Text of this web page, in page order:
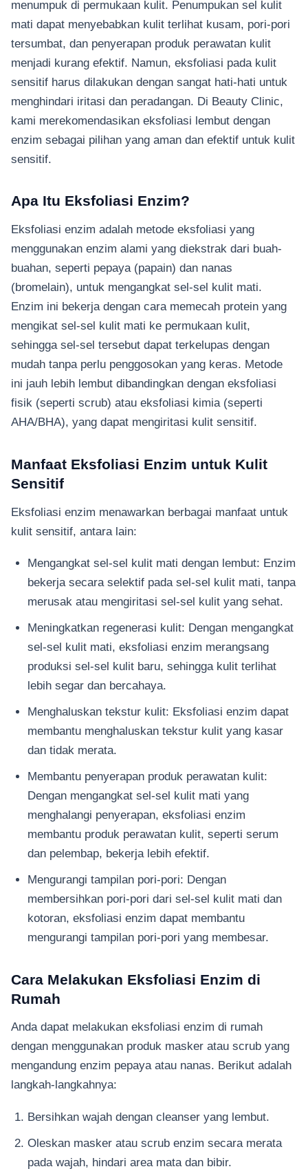
menumpuk di permukaan kulit. Penumpukan sel kulit
mati dapat menyebabkan kulit terlihat kusam, pori-pori
tersumbat, dan penyerapan produk perawatan kulit
menjadi kurang efektif. Namun, eksfoliasi pada kulit
sensitif harus dilakukan dengan sangat hati-hati untuk
menghindari iritasi dan peradangan. Di Beauty Clinic,
kami merekomendasikan eksfoliasi lembut dengan
enzim sebagai pilihan yang aman dan efektif untuk kulit
sensitif.
Apa Itu Eksfoliasi Enzim?
Eksfoliasi enzim adalah metode eksfoliasi yang
menggunakan enzim alami yang diekstrak dari buah-
buahan, seperti pepaya (papain) dan nanas
(bromelain), untuk mengangkat sel-sel kulit mati.
Enzim ini bekerja dengan cara memecah protein yang
mengikat sel-sel kulit mati ke permukaan kulit,
sehingga sel-sel tersebut dapat terkelupas dengan
mudah tanpa perlu penggosokan yang keras. Metode
ini jauh lebih lembut dibandingkan dengan eksfoliasi
fisik (seperti scrub) atau eksfoliasi kimia (seperti
AHA/BHA), yang dapat mengiritasi kulit sensitif.
Manfaat Eksfoliasi Enzim untuk Kulit
Sensitif
Eksfoliasi enzim menawarkan berbagai manfaat untuk
kulit sensitif, antara lain:
Mengangkat sel-sel kulit mati dengan lembut: Enzim
bekerja secara selektif pada sel-sel kulit mati, tanpa
merusak atau mengiritasi sel-sel kulit yang sehat.
Meningkatkan regenerasi kulit: Dengan mengangkat
sel-sel kulit mati, eksfoliasi enzim merangsang
produksi sel-sel kulit baru, sehingga kulit terlihat
lebih segar dan bercahaya.
Menghaluskan tekstur kulit: Eksfoliasi enzim dapat
membantu menghaluskan tekstur kulit yang kasar
dan tidak merata.
Membantu penyerapan produk perawatan kulit:
Dengan mengangkat sel-sel kulit mati yang
menghalangi penyerapan, eksfoliasi enzim
membantu produk perawatan kulit, seperti serum
dan pelembap, bekerja lebih efektif.
Mengurangi tampilan pori-pori: Dengan
membersihkan pori-pori dari sel-sel kulit mati dan
kotoran, eksfoliasi enzim dapat membantu
mengurangi tampilan pori-pori yang membesar.
Cara Melakukan Eksfoliasi Enzim di
Rumah
Anda dapat melakukan eksfoliasi enzim di rumah
dengan menggunakan produk masker atau scrub yang
mengandung enzim pepaya atau nanas. Berikut adalah
langkah-langkahnya:
Bersihkan wajah dengan cleanser yang lembut.
Oleskan masker atau scrub enzim secara merata
pada wajah, hindari area mata dan bibir.